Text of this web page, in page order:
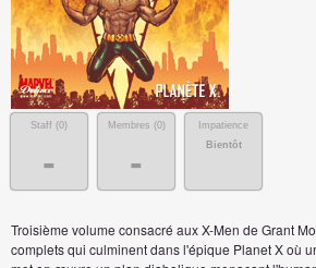
Staff (0)
-
Membres (0)
-
Impatience
Bientôt
Troisième volume consacré aux X-Men de Grant
complets qui culminent dans l'épique Planet X où